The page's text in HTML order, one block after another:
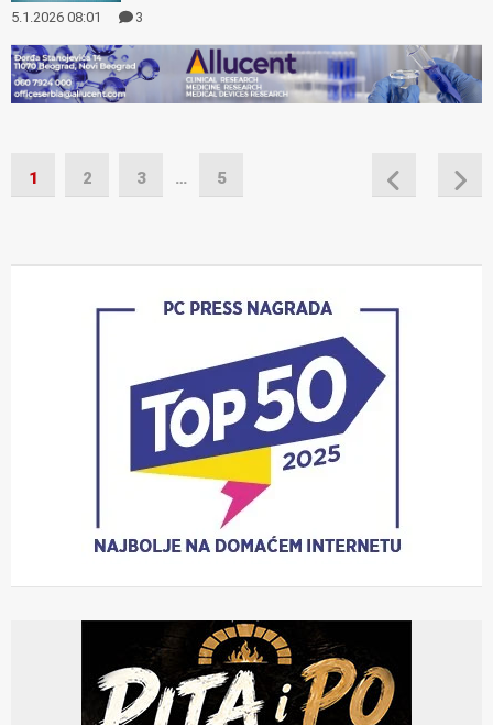
5.1.2026 08:01 3
1 2 3 … 5